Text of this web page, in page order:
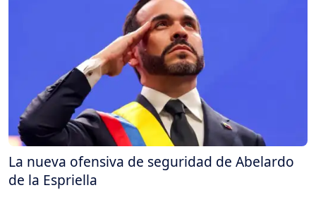
La nueva ofensiva de seguridad de Abelardo
de la Espriella